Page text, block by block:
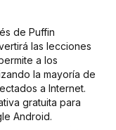
de Puffin
las lecciones
a los
la mayoría de
a Internet.
gratuita para
Android.